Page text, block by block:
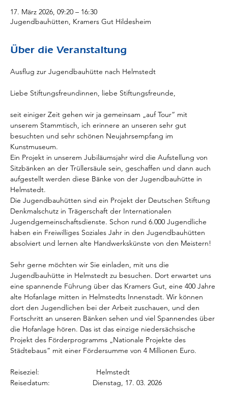
17. März 2026, 09:20 – 16:30
Jugendbauhütten, Kramers Gut Hildesheim
Über die Veranstaltung
Ausflug zur Jugendbauhütte nach Helmstedt
Liebe Stiftungsfreundinnen, liebe Stiftungsfreunde,
seit einiger Zeit gehen wir ja gemeinsam „auf Tour“ mit
unserem Stammtisch, ich erinnere an unseren sehr gut
besuchten und sehr schönen Neujahrsempfang im
Kunstmuseum.
Ein Projekt in unserem Jubiläumsjahr wird die Aufstellung von
Sitzbänken an der Trüllersäule sein, geschaffen und dann auch
aufgestellt werden diese Bänke von der Jugendbauhütte in
Helmstedt.
Die Jugendbauhütten sind ein Projekt der Deutschen Stiftung
Denkmalschutz in Trägerschaft der Internationalen
Jugendgemeinschaftsdienste. Schon rund 6.000 Jugendliche
haben ein Freiwilliges Soziales Jahr in den Jugendbauhütten
absolviert und lernen alte Handwerkskünste von den Meistern!
Sehr gerne möchten wir Sie einladen, mit uns die
Jugendbauhütte in Helmstedt zu besuchen. Dort erwartet uns
eine spannende Führung über das Kramers Gut, eine 400 Jahre
alte Hofanlage mitten in Helmstedts Innenstadt. Wir können
dort den Jugendlichen bei der Arbeit zuschauen, und den
Fortschritt an unseren Bänken sehen und viel Spannendes über
die Hofanlage hören. Das ist das einzige niedersächsische
Projekt des Förderprogramms „Nationale Projekte des
Städtebaus“ mit einer Fördersumme von 4 Millionen Euro.
Reiseziel:                            Helmstedt
Reisedatum:                     Dienstag, 17. 03. 2026